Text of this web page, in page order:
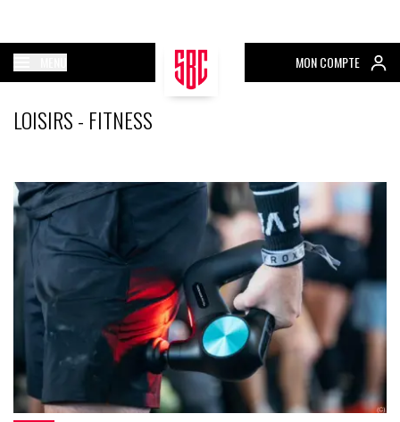
MON COMPTE
LOISIRS - FITNESS